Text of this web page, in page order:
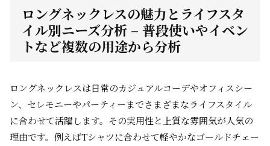
ロングネックレスの魅力とライフスタ
イル別ニーズ分析 – 普段使いやイベン
トなど複数の用途から分析
ロングネックレスは日常のカジュアルコーデやオフィスシー
ン、セレモニーやパーティーまでさまざまなライフスタイル
に合わせて活躍します。その実用性と上質な雰囲気が人気の
理由です。例えばTシャツに合わせて軽やかなゴールドチェー